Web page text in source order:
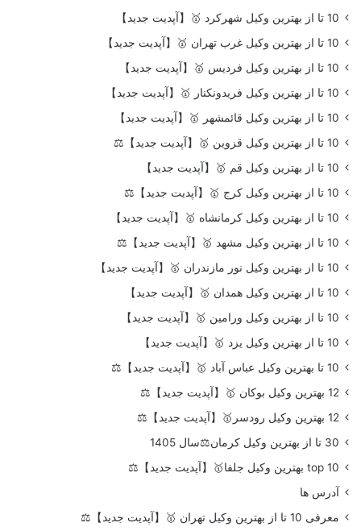
10 تا از بهترین وکیل شهرکرد 🥇【آپدیت جدید】
10 تا از بهترین وکیل غرب تهران 🥇【آپدیت جدید】
10 تا از بهترین وکیل فردیس 🥇【آپدیت جدید】
10 تا از بهترین وکیل فریدونکنار 🥇【آپدیت جدید】
10 تا از بهترین وکیل قائمشهر 🥇【آپدیت جدید】
10 تا از بهترین وکیل قزوین 🥇【آپدیت جدید】⚖️
10 تا از بهترین وکیل قم 🥇【آپدیت جدید】
10 تا از بهترین وکیل کرج 🥇【آپدیت جدید】⚖️
10 تا از بهترین وکیل کرمانشاه 🥇【آپدیت جدید】
10 تا از بهترین وکیل مشهد 🥇【آپدیت جدید】⚖️
10 تا از بهترین وکیل نور مازندران 🥇【آپدیت جدید】
10 تا از بهترین وکیل همدان 🥇【آپدیت جدید】
10 تا از بهترین وکیل ورامین 🥇【آپدیت جدید】
10 تا از بهترین وکیل یزد 🥇【آپدیت جدید】
10 تا بهترین وکیل عباس آباد 🥇【آپدیت جدید】⚖️
12 بهترین وکیل بوکان 🥇【آپدیت جدید】⚖️
12 بهترین وکیل رودسر🥇【آپدیت جدید】⚖️
30 تا از بهترین وکیل کرمان⚖️سال 1405
top 10 بهترین وکیل جلفا🥇【آپدیت جدید】⚖️
آدرس ها
معرفی 10 تا از بهترین وکیل تهران 🥇【آپدیت جدید】⚖️